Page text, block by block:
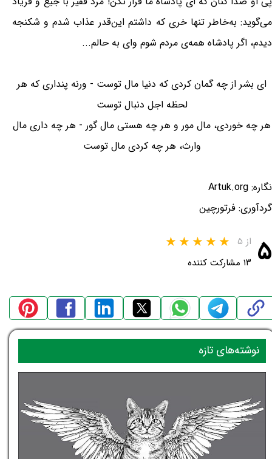
می‌گوید: به‌خاطر تنها خری که داشتم این‌قدر عذاب شدم و شکنجه
دیدم، اگر پادشاه همه‌ی مردم شوم وای به حالم...
ای بشر از چه گمان کردی که دنیا مال توست - ورنه پنداری که هر
لحظه اجل دنبال توست
هر چه خوردی، مال مور و هر چه هستی مال گور - هر چه داری مال
وارث، هر چه کردی مال توست
نگاره: Artuk.org
گردآوری: فرتورچین
۵ از ۵
۱۳ مشارکت کننده
نوشته‌های تازه